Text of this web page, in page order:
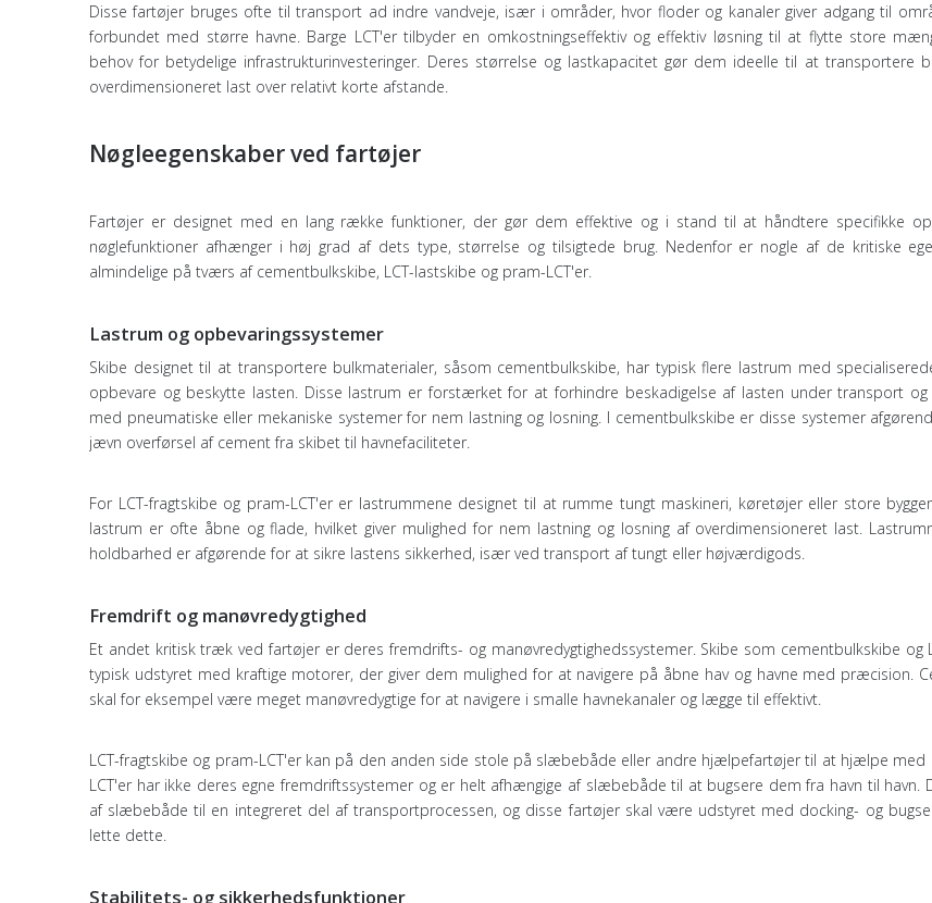
Disse fartøjer bruges ofte til transport ad indre vandveje, især i områder, hvor floder og kanaler giver adgang til
forbundet med større havne. Barge LCT'er tilbyder en omkostningseffektiv og effektiv løsning til at flytte store
behov for betydelige infrastrukturinvesteringer. Deres størrelse og lastkapacitet gør dem ideelle til at transportere
overdimensioneret last over relativt korte afstande.
Nøgleegenskaber ved fartøjer
Fartøjer er designet med en lang række funktioner, der gør dem effektive og i stand til at håndtere specifikke
nøglefunktioner afhænger i høj grad af dets type, størrelse og tilsigtede brug. Nedenfor er nogle af de kritiske
almindelige på tværs af cementbulkskibe, LCT-lastskibe og pram-LCT'er.
Lastrum og opbevaringssystemer
Skibe designet til at transportere bulkmaterialer, såsom cementbulkskibe, har typisk flere lastrum med
opbevare og beskytte lasten. Disse lastrum er forstærket for at forhindre beskadigelse af lasten under transport
med pneumatiske eller mekaniske systemer for nem lastning og losning. I cementbulkskibe er disse systemer
jævn overførsel af cement fra skibet til havnefaciliteter.
For LCT-fragtskibe og pram-LCT'er er lastrummene designet til at rumme tungt maskineri, køretøjer eller store
lastrum er ofte åbne og flade, hvilket giver mulighed for nem lastning og losning af overdimensioneret last.
holdbarhed er afgørende for at sikre lastens sikkerhed, især ved transport af tungt eller højværdigods.
Fremdrift og manøvredygtighed
Et andet kritisk træk ved fartøjer er deres fremdrifts- og manøvredygtighedssystemer. Skibe som cementbulkskibe og
typisk udstyret med kraftige motorer, der giver dem mulighed for at navigere på åbne hav og havne med præcision.
skal for eksempel være meget manøvredygtige for at navigere i smalle havnekanaler og lægge til effektivt.
LCT-fragtskibe og pram-LCT'er kan på den anden side stole på slæbebåde eller andre hjælpefartøjer til at hjælpe med
LCT'er har ikke deres egne fremdriftssystemer og er helt afhængige af slæbebåde til at bugsere dem fra havn til havn.
af ​​slæbebåde til en integreret del af transportprocessen, og disse fartøjer skal være udstyret med docking- og
lette dette.
Stabilitets- og sikkerhedsfunktioner